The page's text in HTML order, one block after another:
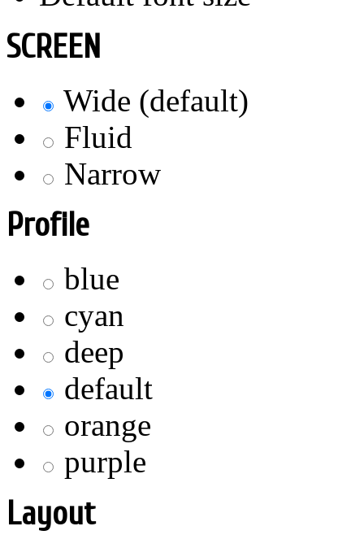
SCREEN
Wide (default)
Fluid
Narrow
Profile
blue
cyan
deep
default
orange
purple
Layout